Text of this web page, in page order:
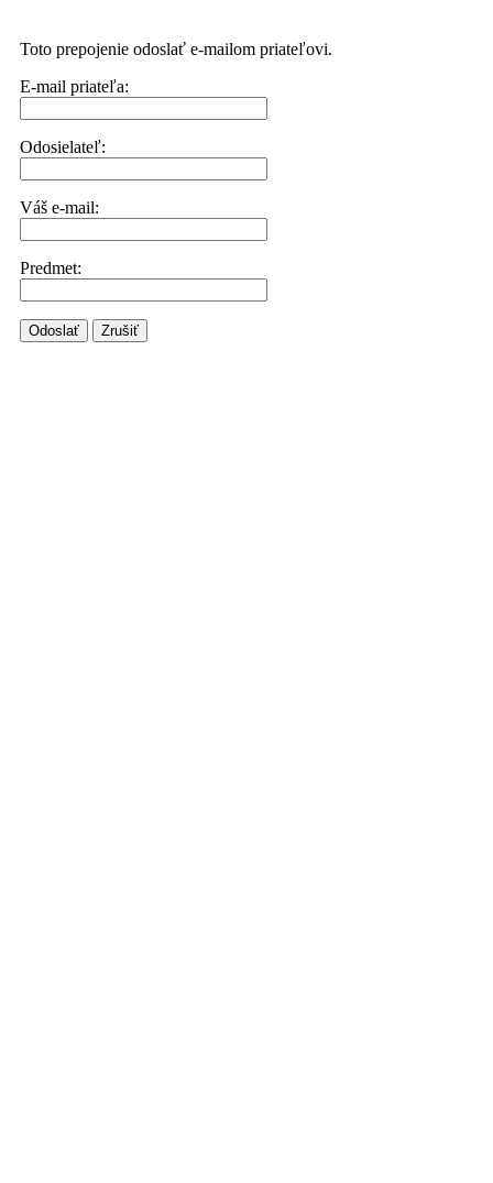
Toto prepojenie odoslať e-mailom priateľovi.
E-mail priateľa:
Odosielateľ:
Váš e-mail:
Predmet:
Odoslať Zrušiť